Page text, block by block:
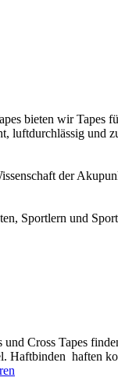
bieten wir Tapes
luftdurchlässig und
der
Sportlern und
und Cross Tapes
Haftbinden haften